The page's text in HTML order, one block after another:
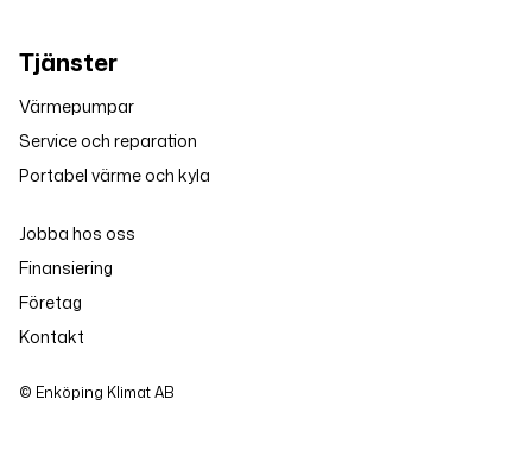
Tjänster
Värmepumpar
Service och reparation
Portabel värme och kyla
Jobba hos oss
Finansiering
Företag
Kontakt
© Enköping Klimat AB